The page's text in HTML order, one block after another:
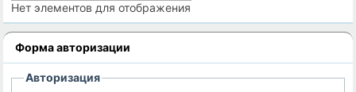
Нет элементов для отображения
Форма авторизации
Авторизация